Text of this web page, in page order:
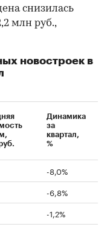
снизилась
млн руб.,
новостроек в
Динамика
за
квартал,
%
-8,0%
-6,8%
-1,2%